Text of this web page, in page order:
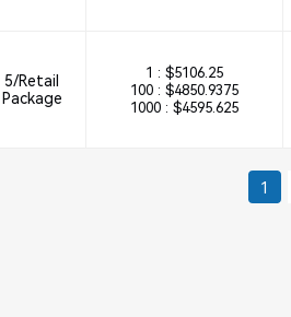
5/Retail
Package
1 : $5106.25
100 : $4850.9375
1000 : $4595.625
1